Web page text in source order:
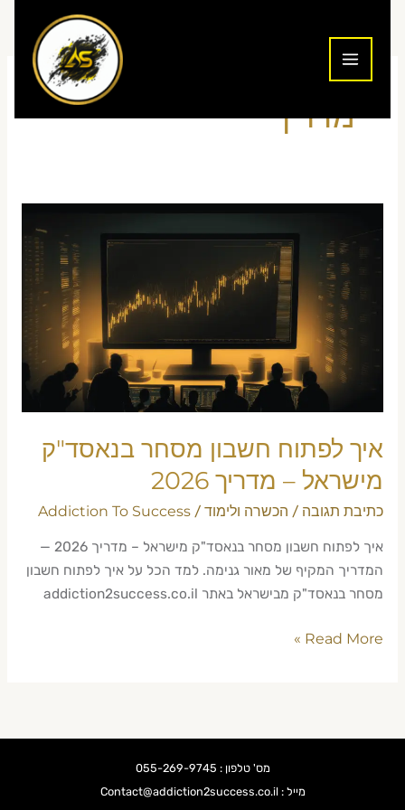
מדריך
איך לפתוח חשבון מסחר בנאסד"ק
מישראל – מדריך 2026
כתיבת תגובה / הכשרה ולימוד/
Addiction To Success
איך לפתוח חשבון מסחר בנאסד"ק מישראל – מדריך 2026 —
המדריך המקיף של מאור גנימה. למד הכל על איך לפתוח חשבון
מסחר בנאסד"ק מבישראל באתר addiction2success.co.il
מסחר
בנאסד"ק
מישראל
מדריך
Read More »
מס' טלפון : 055-269-9745
מייל : Contact@addiction2success.co.il